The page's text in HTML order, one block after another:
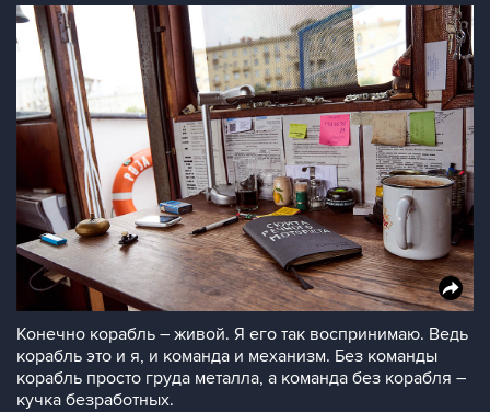
Конечно корабль – живой. Я его так воспринимаю. Ведь
корабль это и я, и команда и механизм. Без команды
корабль просто груда металла, а команда без корабля –
кучка безработных.